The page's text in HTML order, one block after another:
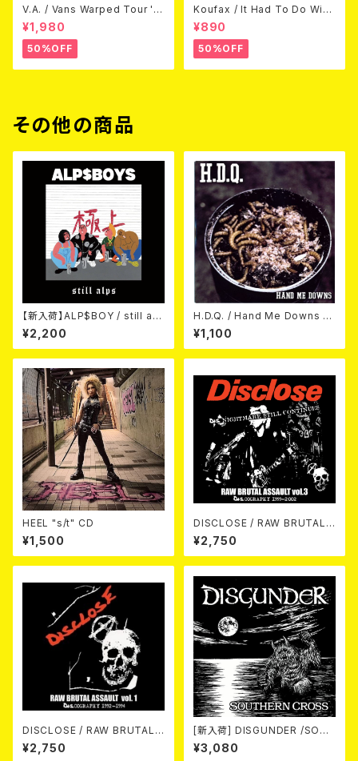
V.A. / Vans Warped Tour '0
3 (DVD)
¥1,980
50%OFF
Koufax / It Had To Do With
Love (CD)
¥890
50%OFF
その他の商品
【新入荷】ALP$BOY / still alp
s (CD)
¥2,200
H.D.Q. / Hand Me Downs (C
OLORVINYL/7”EP)
¥1,100
HEEL "s/t" CD
¥1,500
DISCLOSE / RAW BRUTAL
ASSAULT Vol.3 : DISCOGR
APHY 1999-2002 (2xCD)
¥2,750
DISCLOSE / RAW BRUTAL
ASSAULT Vol.1 : DISCOGRA
PHY 1992-1994 (2CD)
¥2,750
[新入荷] DISGUNDER /SOUT
HERN CROSS (CD)
¥3,080